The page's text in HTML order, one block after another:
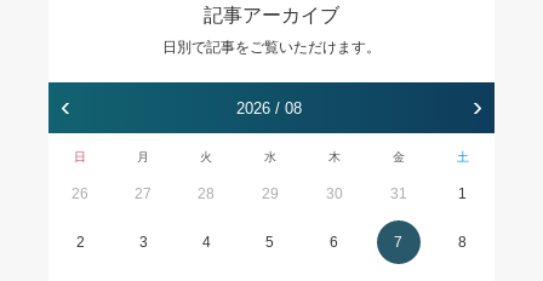
記事アーカイブ
日別で記事をご覧いただけます。
‹ 2026 / 08 ›
日 月 火 水 木 金 土
26 27 28 29 30 31 1
2 3 4 5 6 7 8